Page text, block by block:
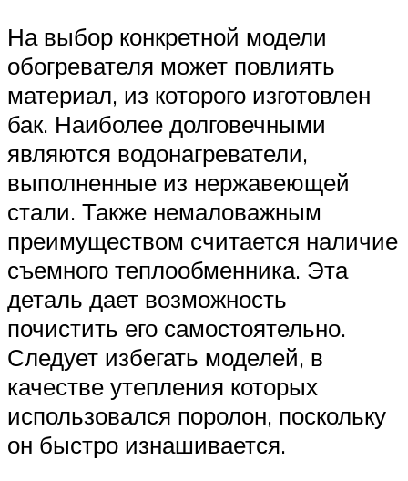
На выбор конкретной модели
обогревателя может повлиять
материал, из которого изготовлен
бак. Наиболее долговечными
являются водонагреватели,
выполненные из нержавеющей
стали. Также немаловажным
преимуществом считается наличие
съемного теплообменника. Эта
деталь дает возможность
почистить его самостоятельно.
Следует избегать моделей, в
качестве утепления которых
использовался поролон, поскольку
он быстро изнашивается.